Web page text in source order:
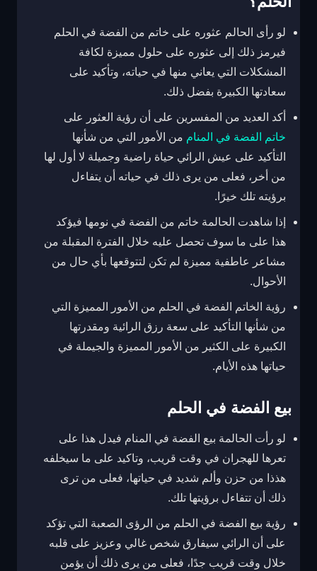
لو رأى الحالم عثوره على خاتم من الفضة في الحلم
فيرمز ذلك إلى عثوره على حلول مميزة لكافة
المشكلات التي يعاني منها في حياته، وتأكيد على
سعادتها الكبيرة بفضل ذلك.
أكد العديد من المفسرين على أن رؤية العثور على
خاتم الفضة في المنام من الأمور التي من شأنها
التأكيد على عيش الرائي حياة راضية وجميلة لا أول لها
من أخر، فعلى من يرى ذلك في حياته أن يتفاءل
برؤيته تلك خيرًا.
إذا شاهدت الحالمة خاتم من الفضة في نومها فيؤكد
هذا على ما سوف تحصل عليه خلال الفترة المقبلة من
مشاعر عاطفية مميزة لم تكن لتتوقعها بأي حال من
الأحوال.
رؤية الخاتم الفضة في الحلم من الأمور المميزة التي
من شأنها التأكيد على سعة رزق الرائية ومقدرتها
الكبيرة على الكثير من الأمور المميزة والجيملة في
حياتها هذه الأيام.
بيع الفضة في الحلم
لو رأت الحالمة بيع الفضة في المنام فيدل هذا على
تعرها للهجران في وقت قريب، وتاكيد على ما سيخلفه
هذذا من حزن وألم شديد في حياتها، فعلى من ترى
ذلك أن تتفاءل برؤيتها تلك.
رؤية بيع الفضة في الحلم من الرؤى الصعبة التي تؤكد
على أن الرائي سيفارق شخص غالي وعزيز على قلبه
خلال وقت قريب جدًا، فعلى من يرى ذلك أن يؤمن